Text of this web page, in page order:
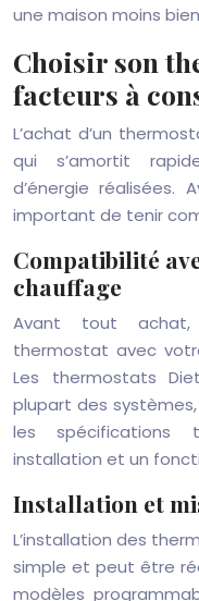
une maison moins
Choisir son
facteurs à
L’achat d’un
qui s’amortit
d’énergie
important de tenir
Compatibilité
chauffage
Avant tout
thermostat avec
Les thermostats
plupart des
les spécifications
installation et un
Installation et
L’installation des
simple et peut être
modèles